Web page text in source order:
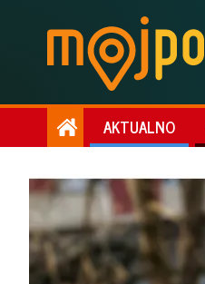
AKTUALNO